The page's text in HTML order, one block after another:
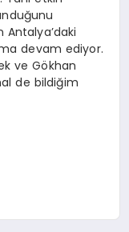
devam ediyor.
ve Gökhan
de bildiğim